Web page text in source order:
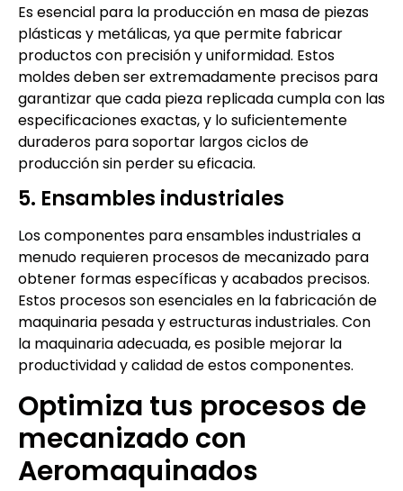
Es esencial para la producción en masa de piezas
plásticas y metálicas, ya que permite fabricar
productos con precisión y uniformidad. Estos
moldes deben ser extremadamente precisos para
garantizar que cada pieza replicada cumpla con las
especificaciones exactas, y lo suficientemente
duraderos para soportar largos ciclos de
producción sin perder su eficacia.
5. Ensambles industriales
Los componentes para ensambles industriales a
menudo requieren procesos de mecanizado para
obtener formas específicas y acabados precisos.
Estos procesos son esenciales en la fabricación de
maquinaria pesada y estructuras industriales. Con
la maquinaria adecuada, es posible mejorar la
productividad y calidad de estos componentes.
Optimiza tus procesos de
mecanizado con
Aeromaquinados